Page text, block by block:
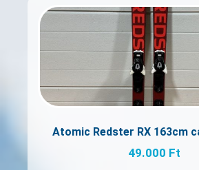
Atomic Redster RX 163cm
49.000 Ft